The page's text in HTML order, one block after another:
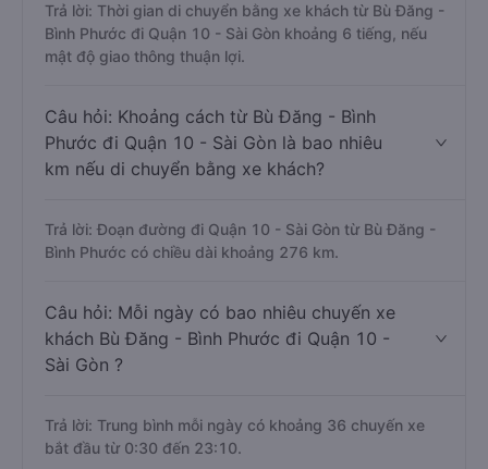
Trả lời: Thời gian di chuyển bằng xe khách từ Bù Đăng -
Bình Phước đi Quận 10 - Sài Gòn khoảng 6 tiếng, nếu
mật độ giao thông thuận lợi.
Câu hỏi: Khoảng cách từ Bù Đăng - Bình
Phước đi Quận 10 - Sài Gòn là bao nhiêu
km nếu di chuyển bằng xe khách?
Trả lời: Đoạn đường đi Quận 10 - Sài Gòn từ Bù Đăng -
Bình Phước có chiều dài khoảng 276 km.
Câu hỏi: Mỗi ngày có bao nhiêu chuyến xe
khách Bù Đăng - Bình Phước đi Quận 10 -
Sài Gòn ?
Trả lời: Trung bình mỗi ngày có khoảng 36 chuyến xe
bắt đầu từ 0:30 đến 23:10.